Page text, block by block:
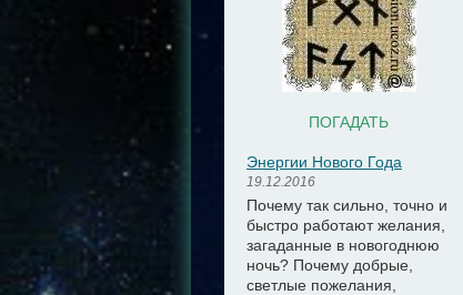
ПОГАДАТЬ
Энергии Нового Года
19.12.2016
Почему так сильно, точно и
быстро работают желания,
загаданные в новогоднюю
ночь? Почему добрые,
светлые пожелания,